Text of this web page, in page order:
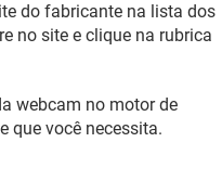
do fabricante na lista dos
no site e clique na rubrica
webcam no motor de
que você necessita.